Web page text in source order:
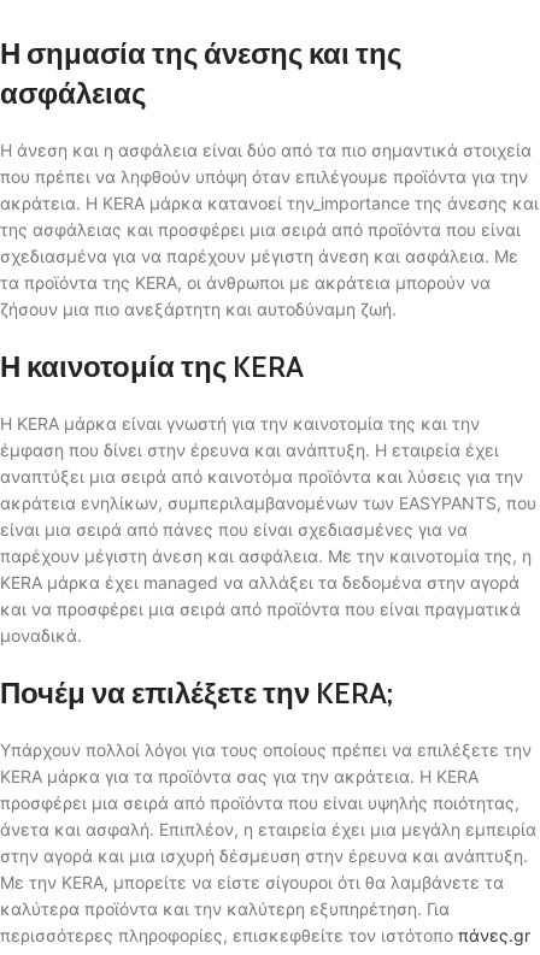
Η σημασία της άνεσης και της
ασφάλειας
Η άνεση και η ασφάλεια είναι δύο από τα πιο σημαντικά στοιχεία
που πρέπει να ληφθούν υπόψη όταν επιλέγουμε προϊόντα για την
ακράτεια. Η KERA μάρκα κατανοεί την_importance της άνεσης και
της ασφάλειας και προσφέρει μια σειρά από προϊόντα που είναι
σχεδιασμένα για να παρέχουν μέγιστη άνεση και ασφάλεια. Με
τα προϊόντα της KERA, οι άνθρωποι με ακράτεια μπορούν να
ζήσουν μια πιο ανεξάρτητη και αυτοδύναμη ζωή.
Η καινοτομία της KERA
Η KERA μάρκα είναι γνωστή για την καινοτομία της και την
έμφαση που δίνει στην έρευνα και ανάπτυξη. Η εταιρεία έχει
αναπτύξει μια σειρά από καινοτόμα προϊόντα και λύσεις για την
ακράτεια ενηλίκων, συμπεριλαμβανομένων των EASYPANTS, που
είναι μια σειρά από πάνες που είναι σχεδιασμένες για να
παρέχουν μέγιστη άνεση και ασφάλεια. Με την καινοτομία της, η
KERA μάρκα έχει managed να αλλάξει τα δεδομένα στην αγορά
και να προσφέρει μια σειρά από προϊόντα που είναι πραγματικά
μοναδικά.
Πочέμ να επιλέξετε την KERA;
Υπάρχουν πολλοί λόγοι για τους οποίους πρέπει να επιλέξετε την
KERA μάρκα για τα προϊόντα σας για την ακράτεια. Η KERA
προσφέρει μια σειρά από προϊόντα που είναι υψηλής ποιότητας,
άνετα και ασφαλή. Επιπλέον, η εταιρεία έχει μια μεγάλη εμπειρία
στην αγορά και μια ισχυρή δέσμευση στην έρευνα και ανάπτυξη.
Με την KERA, μπορείτε να είστε σίγουροι ότι θα λαμβάνετε τα
καλύτερα προϊόντα και την καλύτερη εξυπηρέτηση. Για
περισσότερες πληροφορίες, επισκεφθείτε τον ιστότοπο πάνες.gr